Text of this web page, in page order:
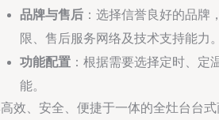
品牌与售后 ：选择信誉良好的品牌
限、售后服务网络及技术支持能力。
功能配置 ：根据需要选择定时、定
能。
效、安全、便捷于一体的全灶台台